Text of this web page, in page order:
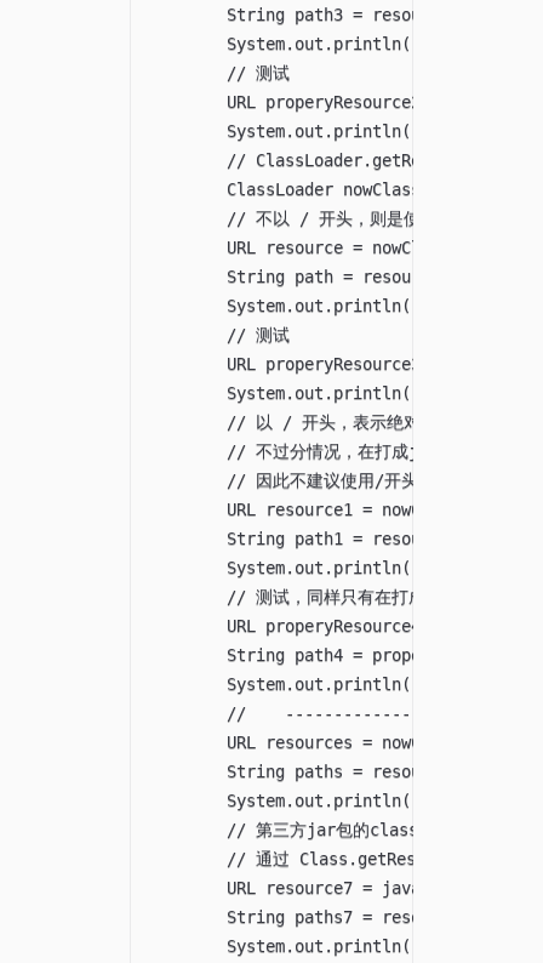
String path3 = resource3 !=
        // 测试
URL properyResource2 =
        // ClassLoader.getResource("");
ClassLoader nowClassLoader =
// 不以 / 开头，则是使用相对路径，
URL resource =
String path = resource != null
        // 测试
URL properyResource3 =
// 以 / 开头，表示绝对路径，绝对路
// 不过分情况，在打成jar包之后用
        // 因此不建议使用/开头的绝对路径
URL resource1 =
String path1 = resource1 !=
// 测试，同样只有在打成jar包之后才有
URL properyResource4 =
String path4 = properyResource4
//
URL resources =
String paths = resources !=
System.out.println("通过
        // 第三方jar包的class文件
        // 通过 Class.getResource 获取
URL resource7 =
String paths7 = resource7 !=
System.out.println("通过